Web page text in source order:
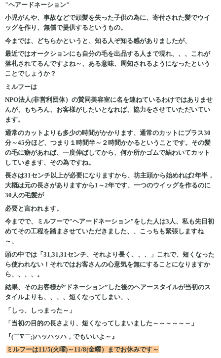
"ヘアードネーション"
小児がんや、事故などで頭髪を失った子供の為に、寄付された髪でウイ
ッグを作り、無償で提供するというもの。
今までは、どちらかというと、知る人ぞ知る感がありましたが、
最近ではオークションにも自分の毛を出品する人まで現れ、、、これが
落札されてるんですよね～、ある意味、周知されるようになったという
ことでしょうか？
ミルフーは
NPO法人(非営利団体）の賛同美容室に名を連ねているわけではありませ
んが、もちろん、お客様がしたいとなれば、協力をさせていただいてい
ます。
通常のカットよりも多少の時間がかかります、通常のカットにプラス30
分～45分ほど、つまり１時間半～２時間かかるということです。その髪
の毛に癖があれば、一度伸ばしてから、何か所かゴムで結わいてカット
していきます、その為ですね。
長さは31センチ以上が必要になりますから、坊主頭から始めれば2年半，
大概は元の長さがありますから1～2年です、一つのウイッグを作るのに
30人の毛髪が
必要と言われます。
今までで、ミルフーで"ヘアードネーション"をした人は3人、私も先日初
めてその工程を踏まさせていただきました、、こっちも緊張しますね
～、
頭の中では「31,31,31センチ、それより長く、、、」これで、短くなった
ら使われない！それではお客さんの心意気を無にすることになりますか
ら、、、、。
結果、そのお客様が”ドネーション”した後のヘアースタイルが当初のス
タイルよりも、、、、短くなってしまい、、
「しっ、しっまった～」
「当初の目的の長さより、短くなってしまいました～～～～～～」
『(￣∇￣;)ハッハッハ，でもいいよ～』
ミルフーは11/5(火曜)～11/8(金曜）までお休みです～